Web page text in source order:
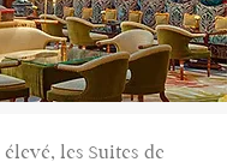
élevé, les Suites de